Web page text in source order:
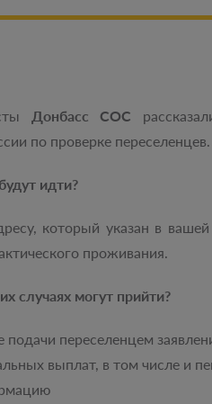
Донбасс СОС
по проверке переселенцев.
идти?
который указан в
проживания.
случаях могут прийти?
подачи переселенцем
выплат, в том числе и